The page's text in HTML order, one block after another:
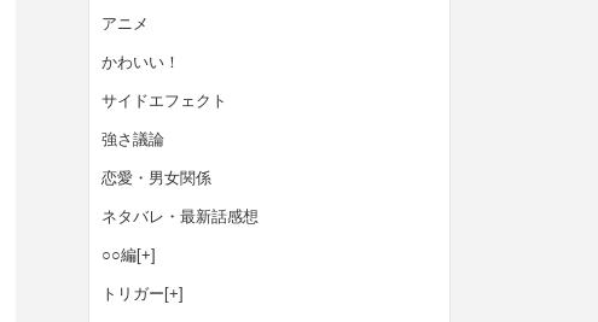
アニメ
かわいい！
サイドエフェクト
強さ議論
恋愛・男女関係
ネタバレ・最新話感想
○○編[+]
トリガー [+]